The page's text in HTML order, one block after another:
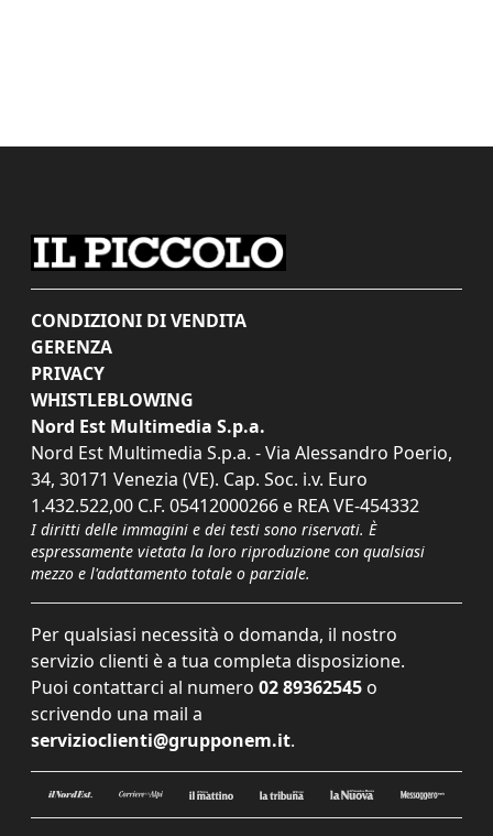
CONDIZIONI DI VENDITA
GERENZA
PRIVACY
WHISTLEBLOWING
Nord Est Multimedia S.p.a.
Nord Est Multimedia S.p.a. - Via Alessandro Poerio,
34, 30171 Venezia (VE). Cap. Soc. i.v. Euro
1.432.522,00 C.F. 05412000266 e REA VE-454332
I diritti delle immagini e dei testi sono riservati. È
espressamente vietata la loro riproduzione con qualsiasi
mezzo e l'adattamento totale o parziale.
Per qualsiasi necessità o domanda, il nostro
servizio clienti è a tua completa disposizione.
Puoi contattarci al numero 02 89362545 o
scrivendo una mail a
servizioclienti@grupponem.it.